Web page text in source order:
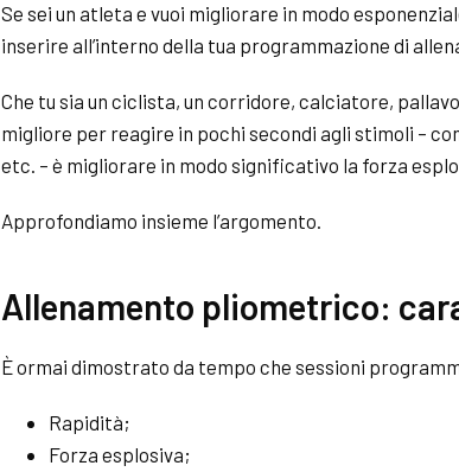
Se sei un atleta e vuoi migliorare in modo
inserire all’interno della tua programmazione di
Che tu sia un ciclista, un corridore, calciatore,
migliore per reagire in pochi secondi agli stimoli –
etc. – è migliorare in modo significativo la forza
Approfondiamo insieme l’argomento.
Allenamento pliometrico:
È ormai dimostrato da tempo che sessioni
Rapidità;
Forza esplosiva;